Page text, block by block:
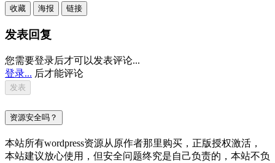
收藏 海报 链接
发表回复
您需要登录后才可以发表评论...
登录... 后才能评论
资源安全吗？
本站所有wordpress资源从原作者那里购买，正版授权激活，
本站建议放心使用，但安全问题终究是自己负责的，本站不负